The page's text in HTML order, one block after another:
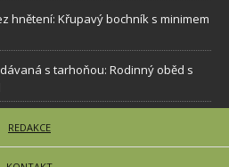
hnětení: Křupavý bochník s minimem
s tarhoňou: Rodinný oběd s
REDAKCE